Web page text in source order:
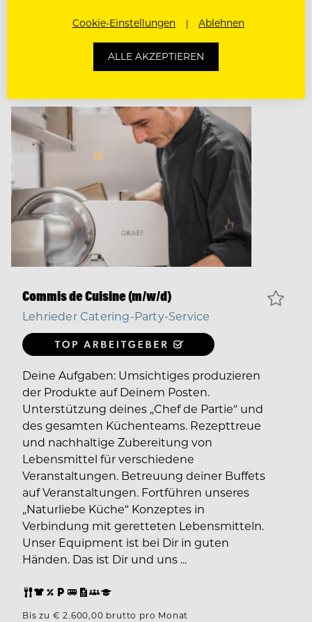
Bis zu € 3.800,00 brutto pro Monat
Commis de Cuisine (m/w/d)
Lehrieder Catering-Party-Service
Deine Aufgaben: Umsichtiges produzieren
der Produkte auf Deinem Posten.
Unterstützung deines „Chef de Partie“ und
des gesamten Küchenteams. Rezepttreue
und nachhaltige Zubereitung von
Lebensmittel für verschiedene
Veranstaltungen. Betreuung deiner Buffets
auf Veranstaltungen. Fortführen unseres
„Naturliebe Küche“ Konzeptes in
Verbindung mit geretteten Lebensmitteln.
Unser Equipment ist bei Dir in guten
Händen. Das ist Dir und uns ...
Bis zu € 2.600,00 brutto pro Monat
Cookie-Einstellungen Ablehnen
ALLE AKZEPTIEREN